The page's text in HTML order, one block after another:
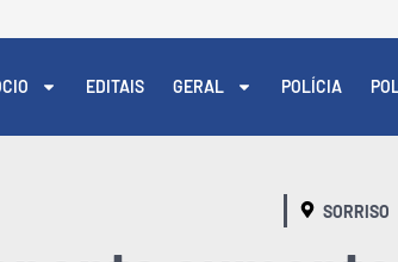
EDITAIS GERAL POLÍCIA
SORRISO